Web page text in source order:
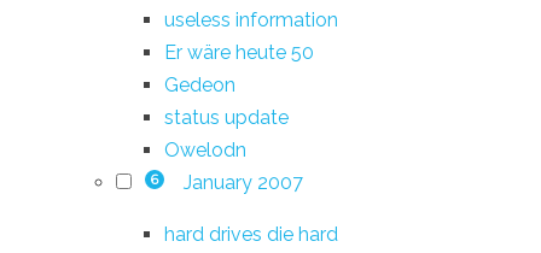
useless information
Er wäre heute 50
Gedeon
status update
Owelodn
6 January 2007
hard drives die hard